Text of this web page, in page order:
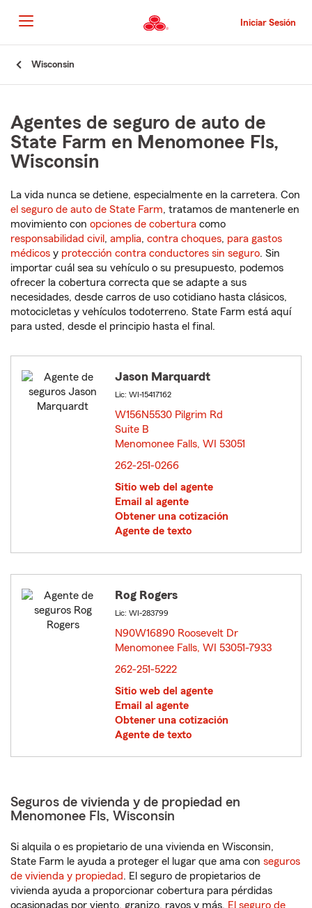
al
contenido
principal
Iniciar Sesión
Wisconsin
Agentes de seguro de auto de
State Farm en Menomonee Fls,
Wisconsin
La vida nunca se detiene, especialmente en la carretera. Con
el seguro de auto de State Farm, tratamos de mantenerle en
movimiento con opciones de cobertura como
responsabilidad civil , amplia, contra choques, para gastos
médicos y protección contra conductores sin seguro. Sin
importar cuál sea su vehículo o su presupuesto, podemos
ofrecer la cobertura correcta que se adapte a sus
necesidades, desde carros de uso cotidiano hasta clásicos,
motocicletas y vehículos todoterreno. State Farm está aquí
para usted, desde el principio hasta el final.
Jason Marquardt
Lic: WI-15417162
W156N5530 Pilgrim Rd
Suite B
Menomonee Falls, WI 53051
262-251-0266
Sitio web del agente
Email al agente
Obtener una cotización
Agente de texto
Rog Rogers
Lic: WI-283799
N90W16890 Roosevelt Dr
Menomonee Falls, WI 53051-7933
262-251-5222
Sitio web del agente
Email al agente
Obtener una cotización
Agente de texto
Seguros de vivienda y de propiedad en
Menomonee Fls, Wisconsin
Si alquila o es propietario de una vivienda en Wisconsin,
State Farm le ayuda a proteger el lugar que ama con seguros
de vivienda y propiedad. El seguro de propietarios de
vivienda ayuda a proporcionar cobertura para pérdidas
ocasionadas por viento, granizo, rayos y más. El seguro de